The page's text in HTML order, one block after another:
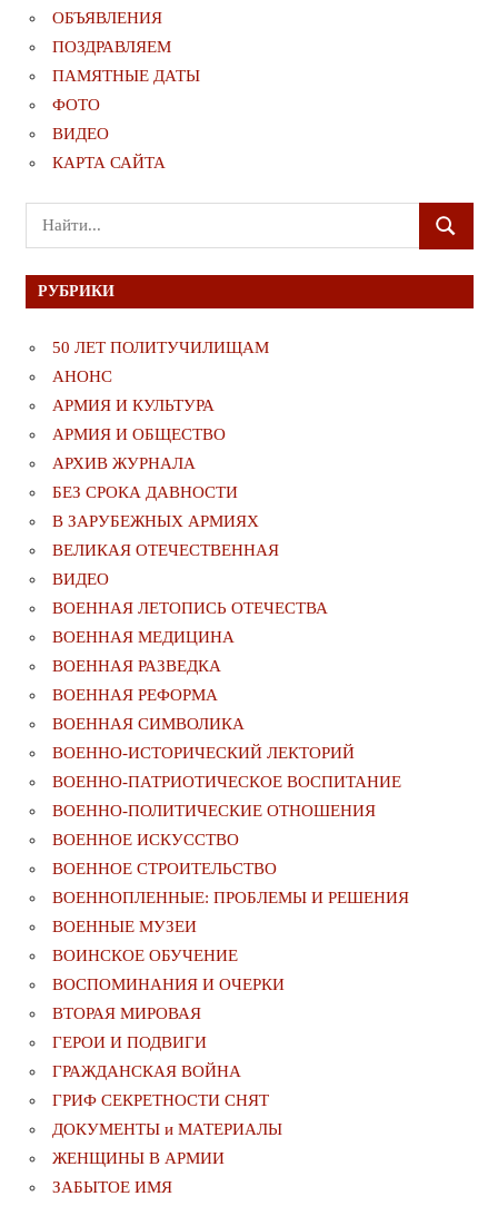
ОБЪЯВЛЕНИЯ
ПОЗДРАВЛЯЕМ
ПАМЯТНЫЕ ДАТЫ
ФОТО
ВИДЕО
КАРТА САЙТА
Поиск
для:
ПОИСК
РУБРИКИ
50 ЛЕТ ПОЛИТУЧИЛИЩАМ
АНОНС
АРМИЯ И КУЛЬТУРА
АРМИЯ И ОБЩЕСТВО
АРХИВ ЖУРНАЛА
БЕЗ СРОКА ДАВНОСТИ
В ЗАРУБЕЖНЫХ АРМИЯХ
ВЕЛИКАЯ ОТЕЧЕСТВЕННАЯ
ВИДЕО
ВОЕННАЯ ЛЕТОПИСЬ ОТЕЧЕСТВА
ВОЕННАЯ МЕДИЦИНА
ВОЕННАЯ РАЗВЕДКА
ВОЕННАЯ РЕФОРМА
ВОЕННАЯ СИМВОЛИКА
ВОЕННО-ИСТОРИЧЕСКИЙ ЛЕКТОРИЙ
ВОЕННО-ПАТРИОТИЧЕСКОЕ ВОСПИТАНИЕ
ВОЕННО-ПОЛИТИЧЕСКИE ОТНОШЕНИЯ
ВОЕННОЕ ИСКУССТВО
ВОЕННОЕ СТРОИТЕЛЬСТВО
ВОЕННОПЛЕННЫЕ: ПРОБЛЕМЫ И РЕШЕНИЯ
ВОЕННЫЕ МУЗЕИ
ВОИНСКОЕ ОБУЧЕНИЕ
ВОСПОМИНАНИЯ И ОЧЕРКИ
ВТОРАЯ МИРОВАЯ
ГЕРОИ И ПОДВИГИ
ГРАЖДАНСКАЯ ВОЙНА
ГРИФ СЕКРЕТНОСТИ СНЯТ
ДОКУМЕНТЫ и МАТЕРИАЛЫ
ЖЕНЩИНЫ В АРМИИ
ЗАБЫТОЕ ИМЯ